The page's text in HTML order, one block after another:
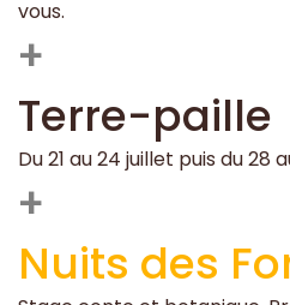
vous.
+
Terre-paille
Du 21 au 24 juillet puis du
+
Nuits des